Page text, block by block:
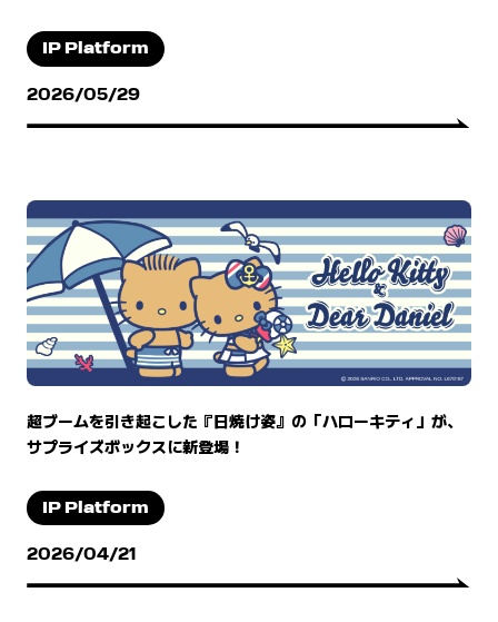
IP Platform
2026/05/29
超ブームを引き起こした『日焼け姿』の「ハローキティ」が、
サプライズボックスに新登場！
IP Platform
2026/04/21